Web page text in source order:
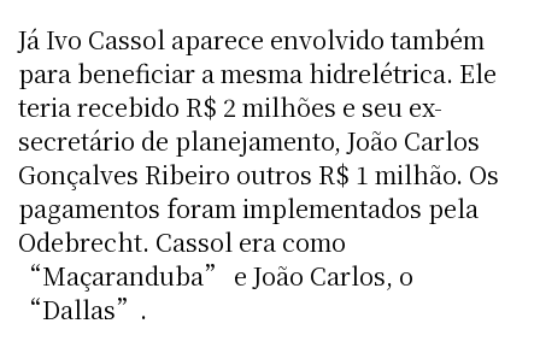
Já Ivo Cassol aparece envolvido também
para beneficiar a mesma hidrelétrica. Ele
teria recebido R$ 2 milhões e seu ex-
secretário de planejamento, João Carlos
Gonçalves Ribeiro outros R$ 1 milhão. Os
pagamentos foram implementados pela
Odebrecht. Cassol era como
“Maçaranduba” e João Carlos, o
“Dallas”.